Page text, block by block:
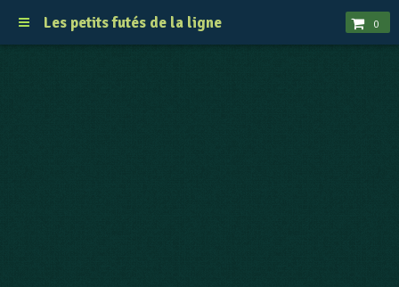
Les petits futés de la ligne 0